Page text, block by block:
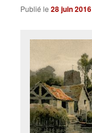
Publié le28 juin 2016